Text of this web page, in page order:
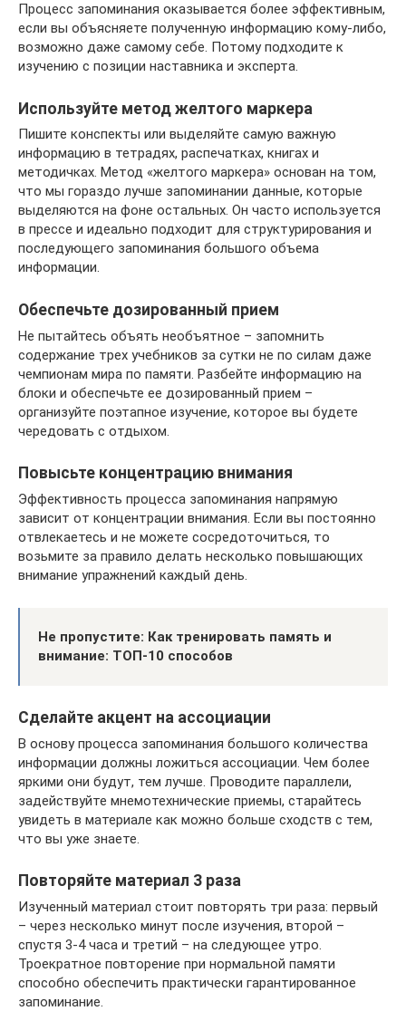
Процесс запоминания оказывается более эффективным,
если вы объясняете полученную информацию кому-либо,
возможно даже самому себе. Потому подходите к
изучению с позиции наставника и эксперта.
Используйте метод желтого маркера
Пишите конспекты или выделяйте самую важную
информацию в тетрадях, распечатках, книгах и
методичках. Метод «желтого маркера» основан на том,
что мы гораздо лучше запоминании данные, которые
выделяются на фоне остальных. Он часто используется
в прессе и идеально подходит для структурирования и
последующего запоминания большого объема
информации.
Обеспечьте дозированный прием
Не пытайтесь объять необъятное – запомнить
содержание трех учебников за сутки не по силам даже
чемпионам мира по памяти. Разбейте информацию на
блоки и обеспечьте ее дозированный прием –
организуйте поэтапное изучение, которое вы будете
чередовать с отдыхом.
Повысьте концентрацию внимания
Эффективность процесса запоминания напрямую
зависит от концентрации внимания. Если вы постоянно
отвлекаетесь и не можете сосредоточиться, то
возьмите за правило делать несколько повышающих
внимание упражнений каждый день.
Не пропустите: Как тренировать память и
внимание: ТОП-10 способов
Сделайте акцент на ассоциации
В основу процесса запоминания большого количества
информации должны ложиться ассоциации. Чем более
яркими они будут, тем лучше. Проводите параллели,
задействуйте мнемотехнические приемы, старайтесь
увидеть в материале как можно больше сходств с тем,
что вы уже знаете.
Повторяйте материал 3 раза
Изученный материал стоит повторять три раза: первый
– через несколько минут после изучения, второй –
спустя 3-4 часа и третий – на следующее утро.
Троекратное повторение при нормальной памяти
способно обеспечить практически гарантированное
запоминание.